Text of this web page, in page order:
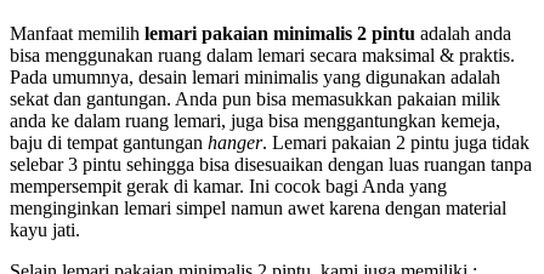
Manfaat memilih lemari pakaian minimalis 2 pintu adalah anda
bisa menggunakan ruang dalam lemari secara maksimal & praktis.
Pada umumnya, desain lemari minimalis yang digunakan adalah
sekat dan gantungan. Anda pun bisa memasukkan pakaian milik
anda ke dalam ruang lemari, juga bisa menggantungkan kemeja,
baju di tempat gantungan hanger. Lemari pakaian 2 pintu juga tidak
selebar 3 pintu sehingga bisa disesuaikan dengan luas ruangan tanpa
mempersempit gerak di kamar. Ini cocok bagi Anda yang
menginginkan lemari simpel namun awet karena dengan material
kayu jati.